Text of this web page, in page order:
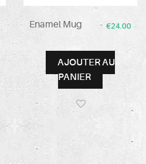
Enamel Mug €24.00
AJOUTER AU
PANIER